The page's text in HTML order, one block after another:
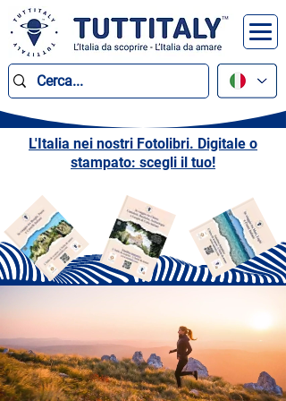
L'Italia nei nostri Fotolibri. Digitale o
stampato: scegli il tuo!